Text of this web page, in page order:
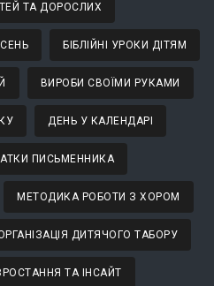
ТА ДОРОСЛИХ
БІБЛІЙНІ УРОКИ ДІТЯМ
ВИРОБИ СВОЇМИ РУКАМИ
ДЕНЬ У КАЛЕНДАРІ
ПИСЬМЕННИКА
МЕТОДИКА РОБОТИ З ХОРОМ
ДИТЯЧОГО ТАБОРУ
ТА ІНСАЙТ